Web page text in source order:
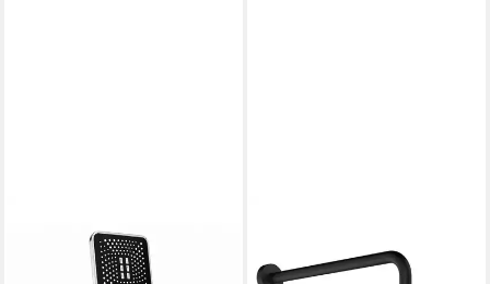
Handbrause mit 3 Strahlarten
Universalanschluss 1/2 Zoll
Regenduschkopf mit